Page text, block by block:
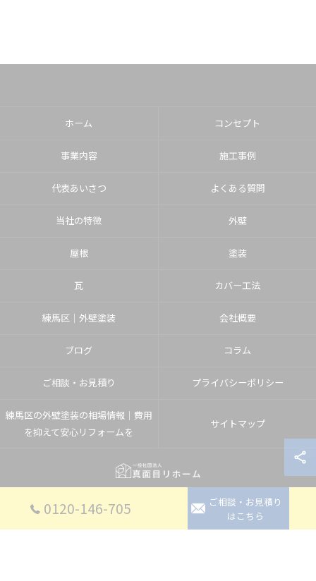
0120-146-705
ご相談・お見積り
はこちら
ホーム コンセプト
事業内容 施工事例
代表あいさつ よくある質問
当社の特徴 外壁
屋根 塗装
瓦 カバー工法
練馬区│外壁塗装 会社概要
ブログ コラム
ご相談・お見積り プライバシーポリシー
練馬区の外壁塗装の相場情報｜費用
を抑えて安心リフォームを
サイトマップ
© 2026 埼玉県入間郡のリフォームなら一般社団法人真面目リホーム ALL RIGHTS